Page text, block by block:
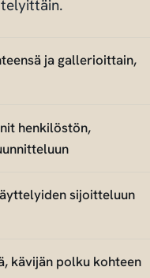
ja gallerioittain,
henkilöstön,
sijoitteluun
kävijän polku kohteen